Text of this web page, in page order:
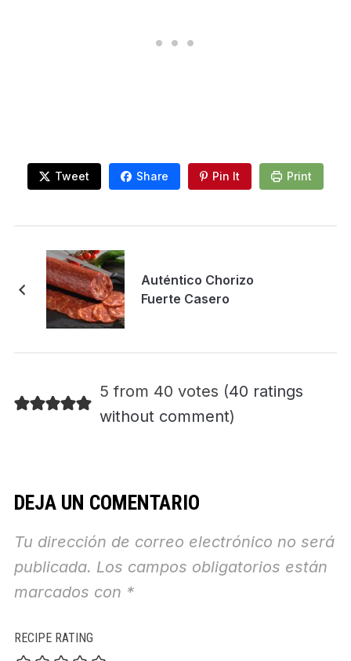
Tweet Share Pin It Print
Auténtico Chorizo
Fuerte Casero
5 from 40 votes (40 ratings
without comment)
DEJA UN COMENTARIO
Tu dirección de correo electrónico no será
publicada. Los campos obligatorios están
marcados con *
RECIPE RATING